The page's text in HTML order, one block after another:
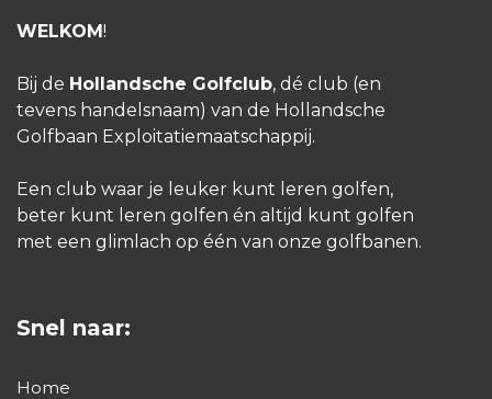
WELKOM!
Bij de Hollandsche Golfclub, dé club (en
tevens handelsnaam) van de Hollandsche
Golfbaan Exploitatiemaatschappij.
Een club waar je leuker kunt leren golfen,
beter kunt leren golfen én altijd kunt golfen
met een glimlach op één van onze golfbanen.
Snel naar:
Home